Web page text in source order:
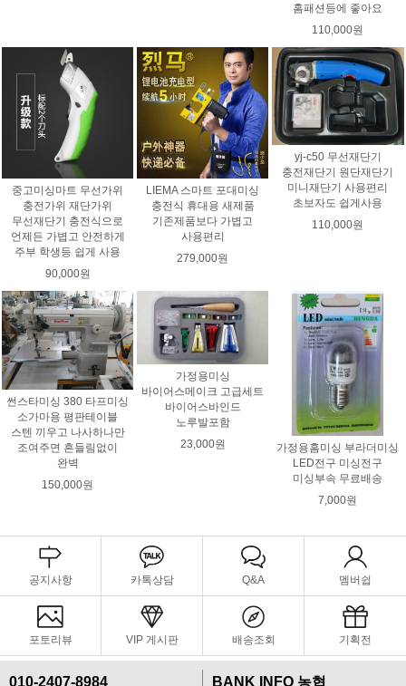
홈패션등에 좋아요
110,000원
중고미싱마트 무선가위
충전가위 재단가위
무선재단기 충전식으로
언제든 가볍고 안전하게
주부 학생등 쉽게 사용
90,000원
LIEMA 스마트 포대미싱
충전식 휴대용 새제품
기존제품보다 가볍고
사용편리
279,000원
yj-c50 무선재단기
충전재단기 원단재단기
미니재단기 사용편리
초보자도 쉽게사용
110,000원
썬스타미싱 380 타프미싱
소가마용 평판테이블
스텐 끼우고 나사하나만
조여주면 흔들림없이
완벽
150,000원
가정용미싱
바이어스메이크 고급세트
바이어스바인드
노루발포함
23,000원
가정용홈미싱 부라더미싱
LED전구 미싱전구
미싱부속 무료배송
7,000원
공지사항 카톡상담 Q&A 멤버쉽
포토리뷰 VIP 게시판 배송조회 기획전
010-2407-8984 BANK INFO 농협